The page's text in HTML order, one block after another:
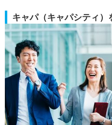
キャパ（キャパシティ）